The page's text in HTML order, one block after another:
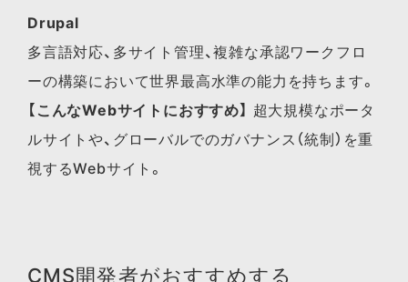
Drupal
多言語対応、多サイト管理、複雑な承認ワークフロ
ーの構築において世界最高水準の能力を持ちます。
【こんなWebサイトにおすすめ】 超大規模なポータ
ルサイトや、グローバルでのガバナンス（統制）を重
視するWebサイト。
CMS開発者がおすすめする